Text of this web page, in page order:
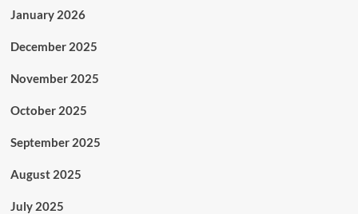
January 2026
December 2025
November 2025
October 2025
September 2025
August 2025
July 2025